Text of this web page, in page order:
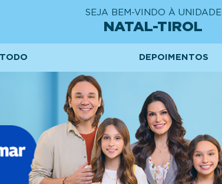
SEJA BEM-VINDO À UNIDADE
NATAL-TIROL
DEPOIMENTOS